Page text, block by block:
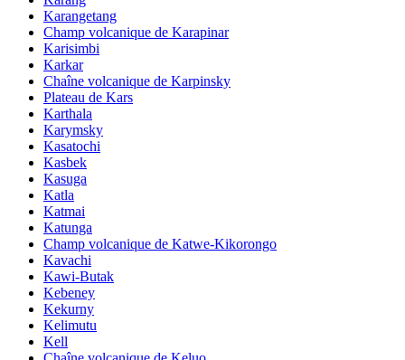
Karangetang
Champ volcanique de Karapinar
Karisimbi
Karkar
Chaîne volcanique de Karpinsky
Plateau de Kars
Karthala
Karymsky
Kasatochi
Kasbek
Kasuga
Katla
Katmai
Katunga
Champ volcanique de Katwe-Kikorongo
Kavachi
Kawi-Butak
Kebeney
Kekurny
Kelimutu
Kell